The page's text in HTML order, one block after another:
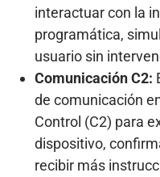
interactuar con la
programática,
usuario sin
Comunicación C2:
de comunicación
Control (C2) para
dispositivo,
recibir más